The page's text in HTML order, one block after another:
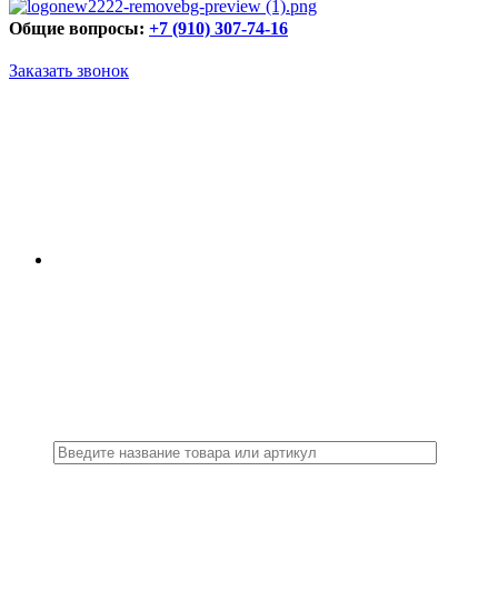
Общие вопросы: +7 (910) 307-74-16
Заказать звонок